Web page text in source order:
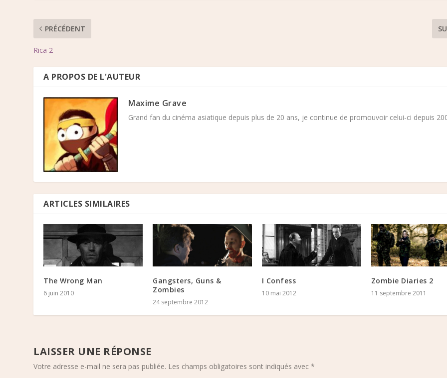
PRÉCÉDENT
Rica 2
A PROPOS DE L'AUTEUR
Maxime Grave
Grand fan du cinéma asiatique depuis plus de 20 ans, je continue de promouvoir celui-ci depuis
ARTICLES SIMILAIRES
The Wrong Man
6 juin 2010
Gangsters, Guns &
Zombies
24 septembre 2012
I Confess
10 mai 2012
Zombie Diaries 2
11 septembre 2011
LAISSER UNE RÉPONSE
Votre adresse e-mail ne sera pas publiée. Les champs obligatoires sont indiqués avec*